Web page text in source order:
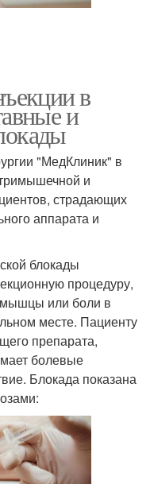
в
и
"МедКлиник" в
и
страдающих
аппарата и
блокады
процедуру,
мышцы или боли в
месте. Пациенту
препарата,
болевые
Блокада показана